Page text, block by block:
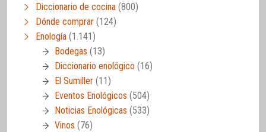
Diccionario de cocina (800)
Dónde comprar (124)
Enología (1.141)
Bodegas (13)
Diccionario enológico (16)
El Sumiller (11)
Eventos Enológicos (504)
Noticias Enológicas (533)
Vinos (76)